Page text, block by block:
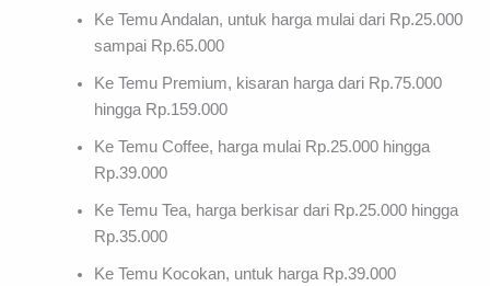
Ke Temu Andalan, untuk harga mulai dari Rp.25.000
sampai Rp.65.000
Ke Temu Premium, kisaran harga dari Rp.75.000
hingga Rp.159.000
Ke Temu Coffee, harga mulai Rp.25.000 hingga
Rp.39.000
Ke Temu Tea, harga berkisar dari Rp.25.000 hingga
Rp.35.000
Ke Temu Kocokan, untuk harga Rp.39.000